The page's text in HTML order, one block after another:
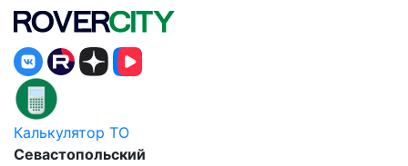
Калькулятор ТО
Севастопольский